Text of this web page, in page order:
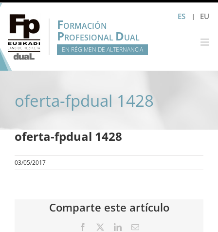
Saltar
contenido
ES EU
FORMACIÓN
PROFESIONAL DUAL
EN RÉGIMEN DE ALTERNANCIA
oferta-fpdual 1428
oferta-fpdual 1428
03/05/2017
Comparte este artículo
Facebook LinkedInCorreo